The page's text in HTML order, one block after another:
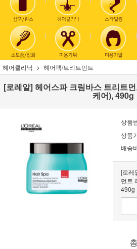
헤어클리닉 헤어팩/트리트먼트
[로레알] 헤어스파 크림바스 트리트
케어), 490g
상품
상품
배송
[로레
먼트
490g